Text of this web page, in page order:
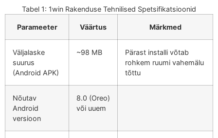
Tabel 1: 1win Rakenduse Tehnilised Spetsifikatsioonid
Parameeter Väärtus Märkmed
Väljalaske
suurus
(Android APK)
~98 MB
Pärast installi võtab
rohkem ruumi vahemälu
tõttu
Nõutav
Android
versioon
8.0 (Oreo)
või uuem